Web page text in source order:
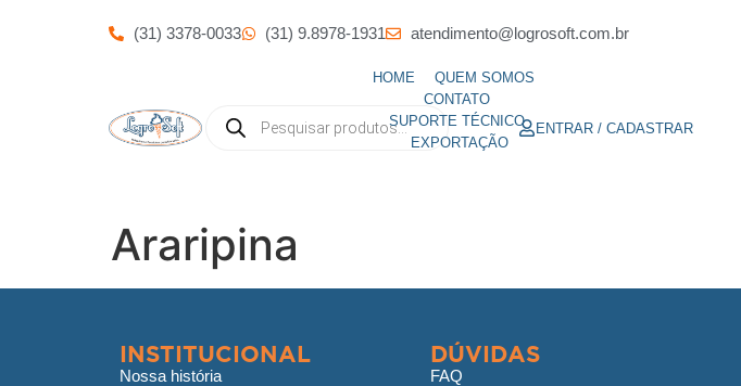
(31) 3378-0033 (31) 9.8978-1931 atendimento@logrosoft.com.br
HOME
QUEM SOMOS
CONTATO
SUPORTE TÉCNICO
EXPORTAÇÃO
ENTRAR / CADASTRAR
Araripina
INSTITUCIONAL
Nossa história
DÚVIDAS
FAQ